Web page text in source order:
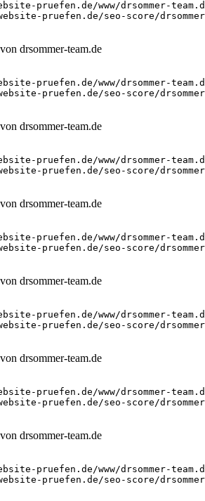
pruefen.de/www/drsommer-
pruefen.de/seo-score/
pruefen.de/www/drsommer-
pruefen.de/seo-score/
pruefen.de/www/drsommer-
pruefen.de/seo-score/
pruefen.de/www/drsommer-
pruefen.de/seo-score/
pruefen.de/www/drsommer-
pruefen.de/seo-score/
pruefen.de/www/drsommer-
pruefen.de/seo-score/
pruefen.de/www/drsommer-
pruefen.de/seo-score/